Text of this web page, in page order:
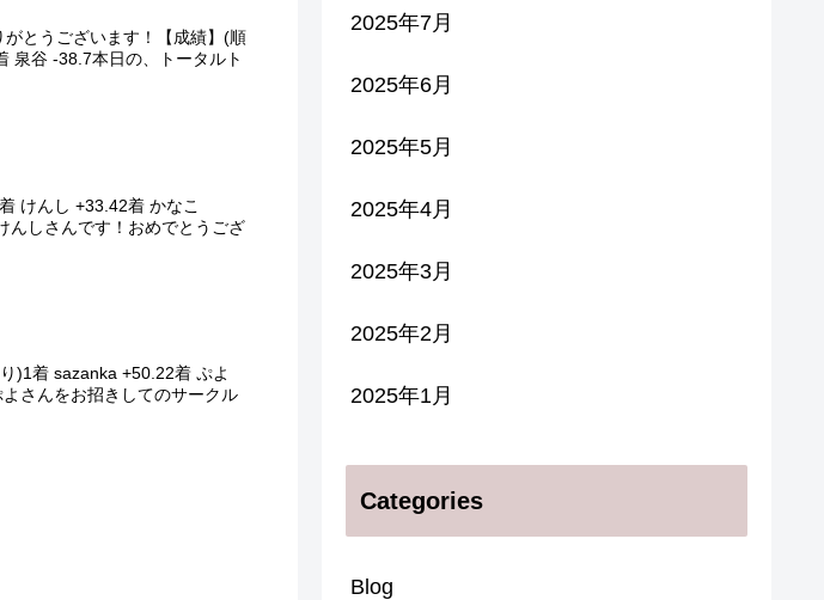
とうございます！【成績】(順
泉谷 -38.7本日の、トータルト
けんし +33.42着 かなこ
んしさんです！おめでとうござ
)1着 sazanka +50.22着 ぷよ
さんをお招きしてのサークル
2025年7月
2025年6月
2025年5月
2025年4月
2025年3月
2025年2月
2025年1月
Categories
Blog